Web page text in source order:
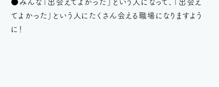
●みんな「出会えてよかった」という人になって、「出会え
てよかった」という人にたくさん会える職場になりますよう
に！